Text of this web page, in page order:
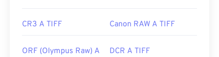
CR3 A TIFF Canon RAW A TIFF
ORF (Olympus Raw) A
DCR A TIFF